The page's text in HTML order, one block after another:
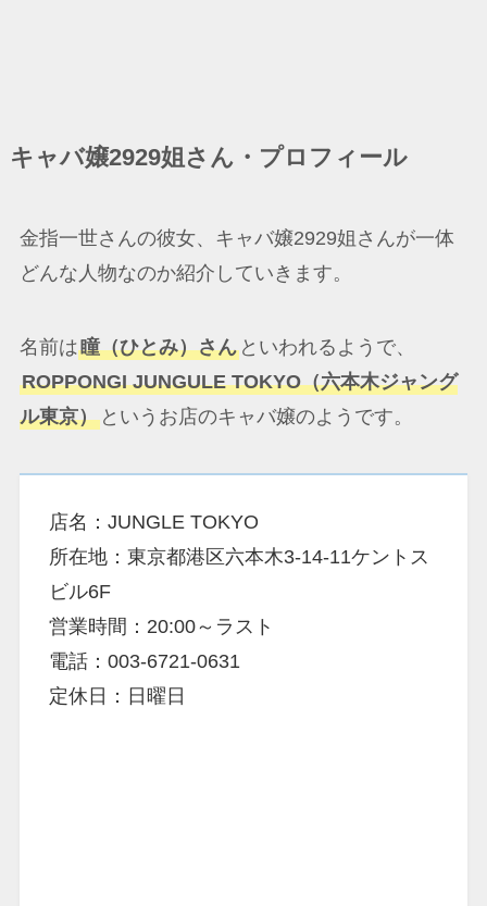
キャバ嬢2929姐さん・プロフィール
金指一世さんの彼女、キャバ嬢2929姐さんが一体
どんな人物なのか紹介していきます。
名前は瞳（ひとみ）さんといわれるようで、
ROPPONGI JUNGULE TOKYO（六本木ジャング
ル東京）というお店のキャバ嬢のようです。
店名：JUNGLE TOKYO
所在地：東京都港区六本木3-14-11ケントス
ビル6F
営業時間：20:00～ラスト
電話：003-6721-0631
定休日：日曜日